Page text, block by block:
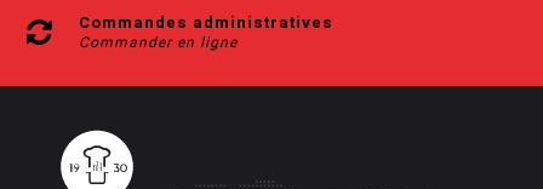
Commandes administratives
Commander en ligne